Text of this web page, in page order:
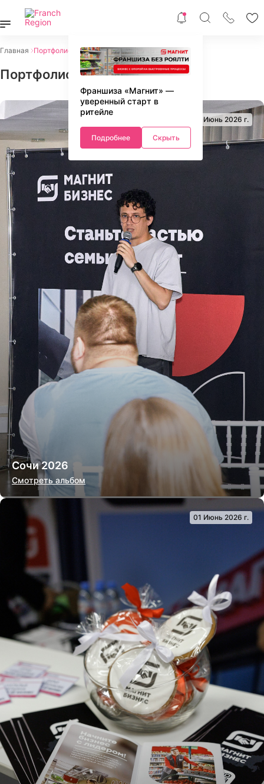
Франшиза «Магнит» —
уверенный старт в
ритейле
Подробнее Скрыть
Главная Портфолио
Портфолио
02 Июнь 2026 г.
Сочи 2026
Смотреть альбом
01 Июнь 2026 г.